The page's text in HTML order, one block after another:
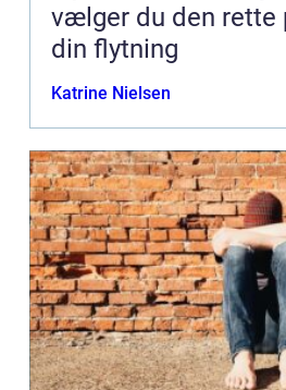
vælger du den rette
din flytning
Katrine Nielsen